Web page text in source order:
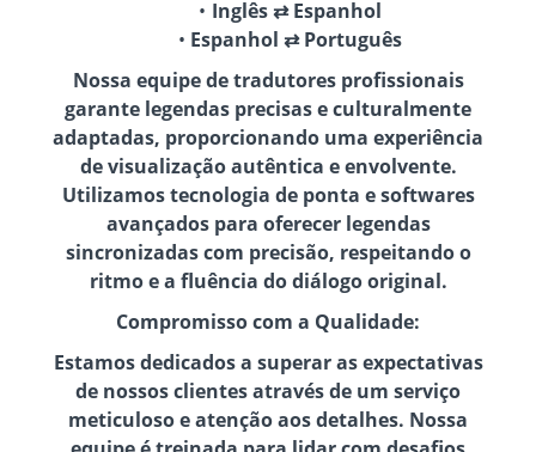
Inglês ⇄ Espanhol
Espanhol ⇄ Português
Nossa equipe de tradutores profissionais
garante legendas precisas e culturalmente
adaptadas, proporcionando uma experiência
de visualização autêntica e envolvente.
Utilizamos tecnologia de ponta e softwares
avançados para oferecer legendas
sincronizadas com precisão, respeitando o
ritmo e a fluência do diálogo original.
Compromisso com a Qualidade:
Estamos dedicados a superar as expectativas
de nossos clientes através de um serviço
meticuloso e atenção aos detalhes. Nossa